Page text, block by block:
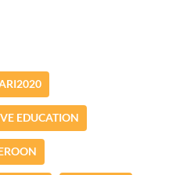
EDUCATION